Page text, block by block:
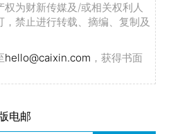
为财新传媒及/或相关权利人
禁止进行转载、摘编、复制及
hello@caixin.com ，获得书面
电邮